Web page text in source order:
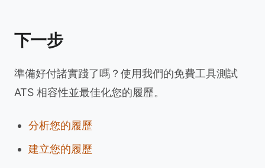
下一步
準備好付諸實踐了嗎？使用我們的免費工具測試
ATS 相容性並最佳化您的履歷。
分析您的履歷
建立您的履歷